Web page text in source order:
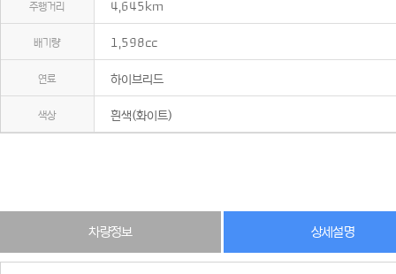
주행거리 4,645km
배기량 1,598cc
연료 하이브리드
색상 흰색(화이트)
차량정보 상세설명